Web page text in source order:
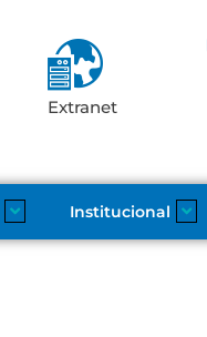
Extranet
Institucional